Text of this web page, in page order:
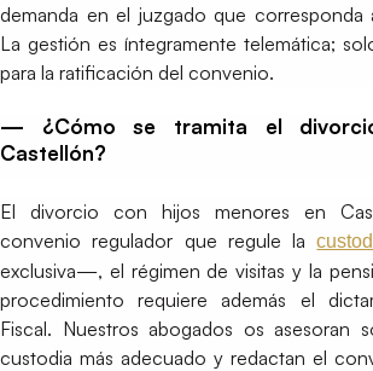
demanda en el juzgado que corresponda
La gestión es íntegramente telemática;
para la ratificación del convenio.
— ¿Cómo se tramita el
Castellón?
El divorcio con hijos menores en
convenio regulador que regule la
exclusiva—, el régimen de visitas y la
procedimiento requiere además el
Fiscal. Nuestros abogados os asesoran
custodia más adecuado y redactan el